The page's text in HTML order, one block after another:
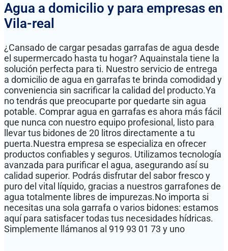
Agua a domicilio y para empresas en
Vila-real
¿Cansado de cargar pesadas garrafas de agua desde
el supermercado hasta tu hogar? Aquainstala tiene la
solución perfecta para ti. Nuestro servicio de entrega
a domicilio de agua en garrafas te brinda comodidad y
conveniencia sin sacrificar la calidad del producto.Ya
no tendrás que preocuparte por quedarte sin agua
potable. Comprar agua en garrafas es ahora más fácil
que nunca con nuestro equipo profesional, listo para
llevar tus bidones de 20 litros directamente a tu
puerta.Nuestra empresa se especializa en ofrecer
productos confiables y seguros. Utilizamos tecnología
avanzada para purificar el agua, asegurando así su
calidad superior. Podrás disfrutar del sabor fresco y
puro del vital líquido, gracias a nuestros garrafones de
agua totalmente libres de impurezas.No importa si
necesitas una sola garrafa o varios bidones: estamos
aquí para satisfacer todas tus necesidades hídricas.
Simplemente llámanos al 919 93 01 73 y uno